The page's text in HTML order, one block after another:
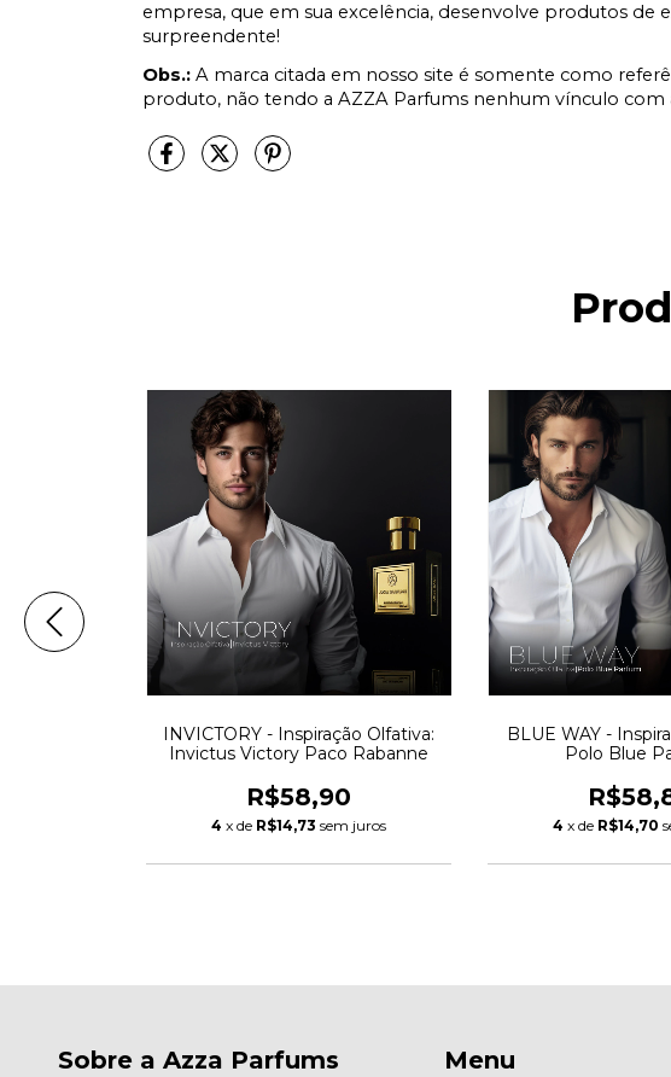
empresa, que em sua excelência, desenvolve produtos de
surpreendente!
Obs.: A marca citada em nosso site é somente como
produto, não tendo a AZZA Parfums nenhum vínculo com
INVICTORY - Inspiração Olfativa:
Invictus Victory Paco Rabanne
R$58,90
4 x de R$14,73 sem juros
BLUE WAY -
Polo Blue
4 x de R$14,70
Sobre a Azza Parfums Menu